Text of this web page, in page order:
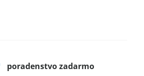
poradenstvo zadarmo